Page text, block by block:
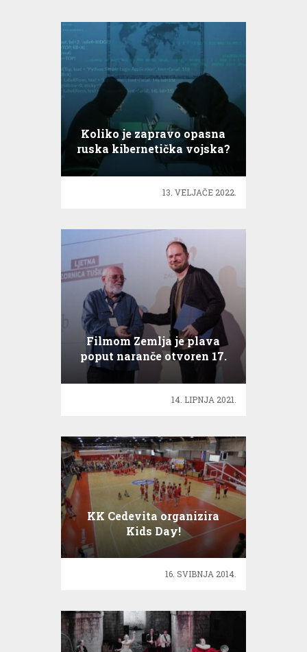
Koliko je zapravo opasna
ruska kibernetička vojska?
13. VELJAČE 2022.
Filmom Zemlja je plava
poput naranče otvoren 17.
ZagrebDox
14. LIPNJA 2021.
KK Cedevita organizira
Kids Day!
16. SVIBNJA 2014.